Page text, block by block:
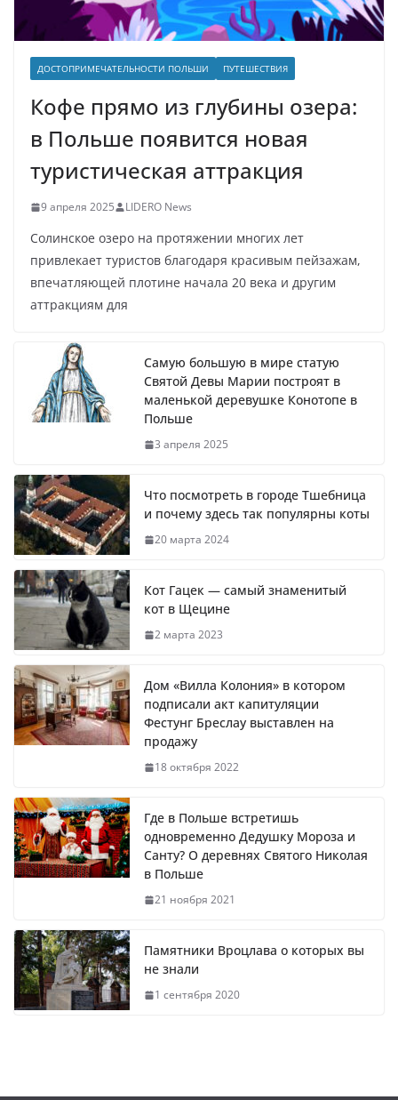
ДОСТОПРИМЕЧАТЕЛЬНОСТИ ПОЛЬШИ ПУТЕШЕСТВИЯ
Кофе прямо из глубины озера:
в Польше появится новая
туристическая аттракция
9 апреля 2025 LIDERO News
Солинское озеро на протяжении многих лет
привлекает туристов благодаря красивым пейзажам,
впечатляющей плотине начала 20 века и другим
аттракциям для
Самую большую в мире статую
Святой Девы Марии построят в
маленькой деревушке Конотопе в
Польше
3 апреля 2025
Что посмотреть в городе Тшебница
и почему здесь так популярны коты
20 марта 2024
Кот Гацек — самый знаменитый
кот в Щецине
2 марта 2023
Дом «Вилла Колония» в котором
подписали акт капитуляции
Фестунг Бреслау выставлен на
продажу
18 октября 2022
Где в Польше встретишь
одновременно Дедушку Мороза и
Санту? О деревнях Святого Николая
в Польше
21 ноября 2021
Памятники Вроцлава о которых вы
не знали
1 сентября 2020